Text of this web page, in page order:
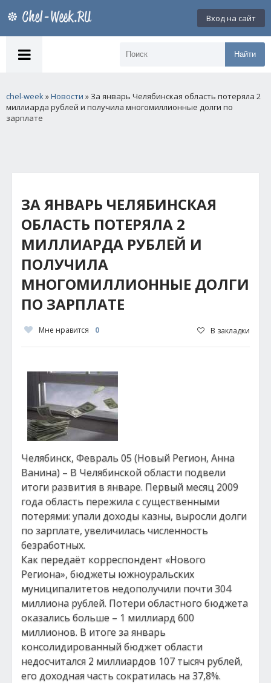
Вход на сайт
Найти
chel-week»Новости » За январь Челябинская область потеряла 2
миллиарда рублей и получила многомиллионные долги по
зарплате
ЗА ЯНВАРЬ ЧЕЛЯБИНСКАЯ
ОБЛАСТЬ ПОТЕРЯЛА 2
МИЛЛИАРДА РУБЛЕЙ И
ПОЛУЧИЛА
МНОГОМИЛЛИОННЫЕ ДОЛГИ
ПО ЗАРПЛАТЕ
Мне нравится 0 В закладки
Челябинск, Февраль 05 (Новый Регион, Анна
Ванина) – В Челябинской области подвели
итоги развития в январе. Первый месяц 2009
года область пережила с существенными
потерями: упали доходы казны, выросли долги
по зарплате, увеличилась численность
безработных.
Как передаёт корреспондент «Нового
Региона», бюджеты южноуральских
муниципалитетов недополучили почти 304
миллиона рублей. Потери областного бюджета
оказались больше – 1 миллиард 600
миллионов. В итоге за январь
консолидированный бюджет области
недосчитался 2 миллиардов 107 тысяч рублей,
его доходная часть сократилась на 37,8%.